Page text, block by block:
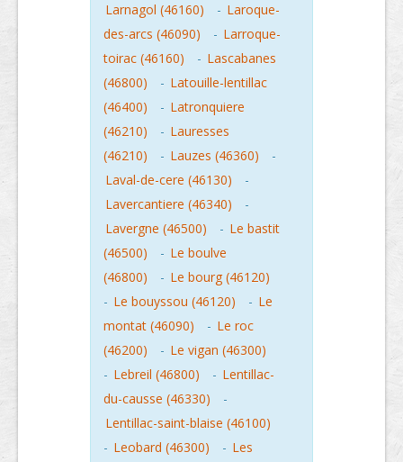
Larnagol (46160)
- Laroque-
des-arcs (46090)
- Larroque-
toirac (46160)
- Lascabanes
(46800)
- Latouille-lentillac
(46400)
- Latronquiere
(46210)
- Lauresses
(46210)
- Lauzes (46360)
-
Laval-de-cere (46130)
-
Lavercantiere (46340)
-
Lavergne (46500)
- Le bastit
(46500)
- Le boulve
(46800)
- Le bourg (46120)
- Le bouyssou (46120) - Le
montat (46090)
- Le roc
(46200)
- Le vigan (46300)
- Lebreil (46800) - Lentillac-
du-causse (46330)
-
Lentillac-saint-blaise (46100)
- Leobard (46300) - Les